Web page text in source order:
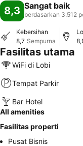
8,3 Sangat baik
berdasarkan 3.512
Kebersihan
8,7 Sempurna
Fasilitas utama
WiFi di Lobi
Tempat Parkir
Bar Hotel
All amenities
Fasilitas properti
Pusat Bisnis